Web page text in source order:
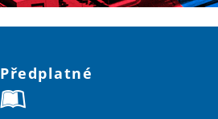
Předplatné